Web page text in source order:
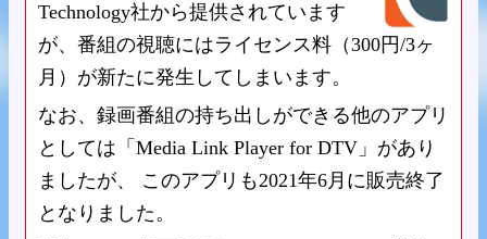
Technology社から提供されています
が、番組の視聴にはライセンス料（300円/3ヶ
月）が新たに発生してしまいます。
なお、録画番組の持ち出しができる他のアプリ
としては「Media Link Player for DTV」があり
ましたが、 このアプリも2021年6月に販売終了
となりました。